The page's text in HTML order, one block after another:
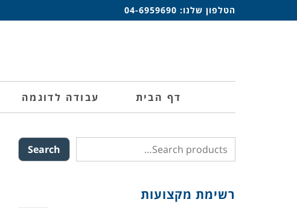
הטלפון שלנו: 04-6959690
דף הבית עבודה לדוגמה
Search
רשימת מקצועות